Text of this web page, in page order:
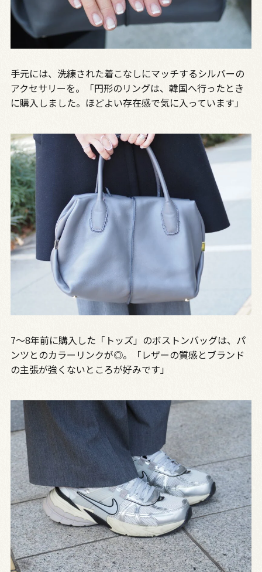
手元には、洗練された着こなしにマッチするシルバーの
アクセサリーを。「円形のリングは、韓国へ行ったとき
に購入しました。ほどよい存在感で気に入っています」
7～8年前に購入した「トッズ」のボストンバッグは、パ
ンツとのカラーリンクが◎。「レザーの質感とブランド
の主張が強くないところが好みです」